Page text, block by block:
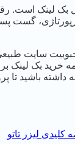
بک لینک است.
گست
سایت
خرید بک لینک
داشته باشید تا